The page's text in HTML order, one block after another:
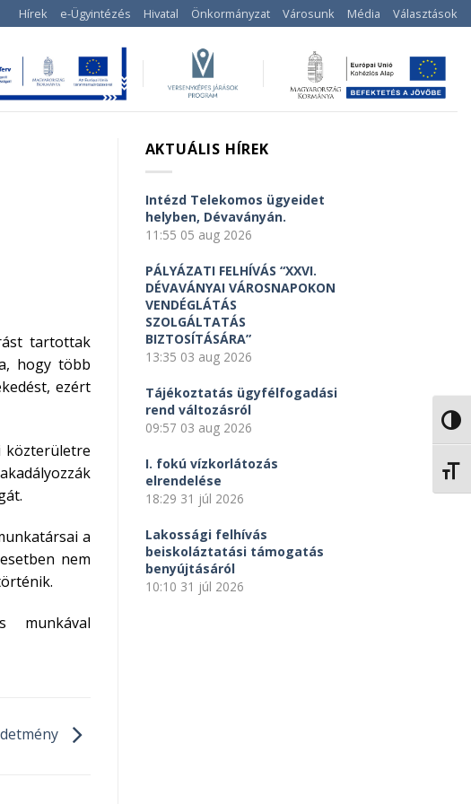
Hírek e-Ügyintézés Hivatal Önkormányzat Városunk Média Választások
tartottak
hogy több
ezért
közterületre
a
nem
munkával
AKTUÁLIS HÍREK
Intézd Telekomos ügyeidet
helyben, Dévaványán.
11:55 05 aug 2026
PÁLYÁZATI FELHÍVÁS “XXVI.
DÉVAVÁNYAI VÁROSNAPOKON
VENDÉGLÁTÁS
SZOLGÁLTATÁS
BIZTOSÍTÁSÁRA”
13:35 03 aug 2026
Tájékoztatás ügyfélfogadási
rend változásról
09:57 03 aug 2026
I. fokú vízkorlátozás
elrendelése
18:29 31 júl 2026
Lakossági felhívás
beiskoláztatási támogatás
benyújtásáról
10:10 31 júl 2026